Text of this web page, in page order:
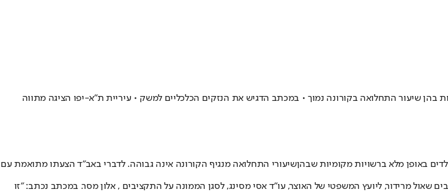
שיעור התחלואה בקורונה נמוך • במכתב הדגיש את הנזקים הכלכליים למשק • עיריית ת"א-יפו הציגה מתווה
באופן מלא ברשויות מקומיות שבהןשיעורי התחלואה מנגיף הקורונה אינה גבוהה. לדברי באב"ד הצעתו מתואמת עם
מרידור, ליועץ המשפטי של האוצר, עו"ד אסי מסינג, לסגן הממונה על התקציבים , אלון מסר. במכתב נכתב: "זו